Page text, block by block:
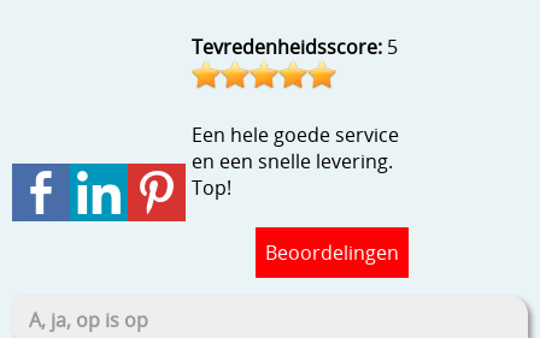
Tevredenheidsscore: 5
Een hele goede service
en een snelle levering.
Top!
Beoordelingen
A, ja, op is op